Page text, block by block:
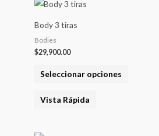
Body 3 tiras
Bodies
$29,900.00
Seleccionar opciones
Vista Rápida